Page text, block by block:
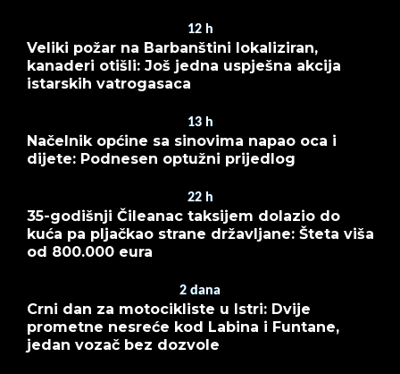
12 h
Veliki požar na Barbanštini lokaliziran,
kanaderi otišli: Još jedna uspješna akcija
istarskih vatrogasaca
13 h
Načelnik općine sa sinovima napao oca i
dijete: Podnesen optužni prijedlog
22 h
35-godišnji Čileanac taksijem dolazio do
kuća pa pljačkao strane državljane: Šteta viša
od 800.000 eura
2 dana
Crni dan za motocikliste u Istri: Dvije
prometne nesreće kod Labina i Funtane,
jedan vozač bez dozvole